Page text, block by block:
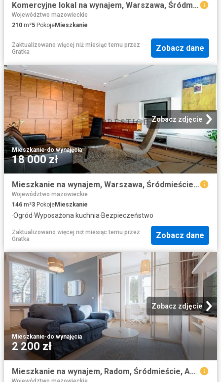
Komercyjne lokal na wynajem, Warszawa, Śródmieście
Województwo mazowieckie
210 m²5 PokojeMieszkanie
Zaktualizowano więcej niż miesiąc temu przez
Gratka
Zobacz dane
Zobacz zdjęcie
Mieszkanie·do wynajęcia
18 000 zł
Mieszkanie na wynajem, Warszawa, Śródmieście, Parkowa
Województwo mazowieckie
146 m²3 PokojeMieszkanie
·Ogród·Wyposażona kuchnia·Bezpieczeństwo
Zaktualizowano więcej niż miesiąc temu przez
Gratka
Zobacz dane
Zobacz zdjęcie
Mieszkanie·do wynajęcia
2 200 zł
Mieszkanie na wynajem, Radom, Śródmieście, Adama Mickiewicza